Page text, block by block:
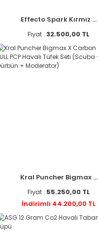
Effecto Spark Kırmız ...
Fiyat : 32.500,00 TL
Kral Puncher Bigmax ...
Fiyat : 55.250,00 TL
İndirimli 44.200,00 TL